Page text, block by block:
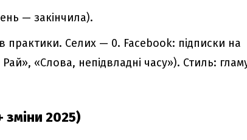
— закінчила).
практики. Селих — 0. Facebook: підписки на
Рай», «Слова, непідвладні часу»). Стиль:
зміни 2025)